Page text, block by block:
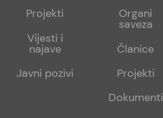
menu
Projekti
Vijesti i
najave
Javni pozivi
subOrgani
saveza
Članice
Projekti
Dokumenti